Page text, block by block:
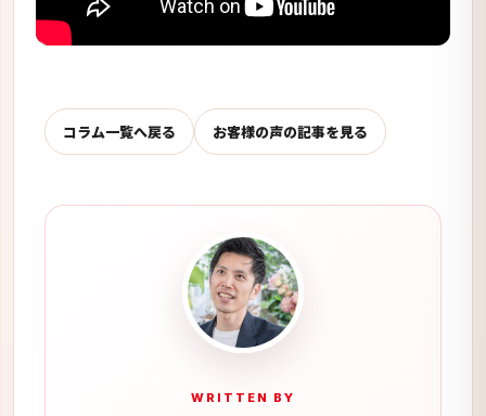
コラム一覧へ戻る お客様の声の記事を見る
WRITTEN BY